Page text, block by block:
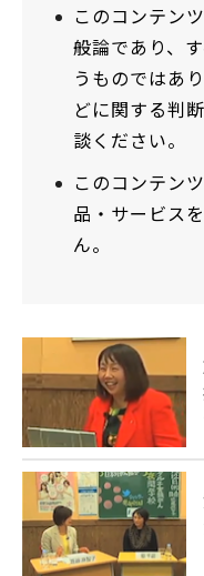
このコンテン
般論であり、
うものではあ
どに関する判
談ください。
このコンテン
品・サービス
ん。